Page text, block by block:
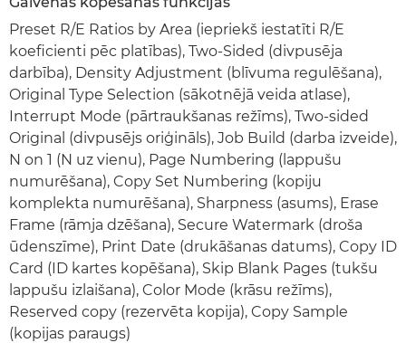
Preset R/E Ratios by Area (iepriekš iestatīti R/E
koeficienti pēc platības), Two-Sided (divpusēja
darbība), Density Adjustment (blīvuma regulēšana),
Original Type Selection (sākotnējā veida atlase),
Interrupt Mode (pārtraukšanas režīms), Two-sided
Original (divpusējs oriģināls), Job Build (darba izveide),
N on 1 (N uz vienu), Page Numbering (lappušu
numurēšana), Copy Set Numbering (kopiju
komplekta numurēšana), Sharpness (asums), Erase
Frame (rāmja dzēšana), Secure Watermark (droša
ūdenszīme), Print Date (drukāšanas datums), Copy ID
Card (ID kartes kopēšana), Skip Blank Pages (tukšu
lappušu izlaišana), Color Mode (krāsu režīms),
Reserved copy (rezervēta kopija), Copy Sample
(kopijas paraugs)